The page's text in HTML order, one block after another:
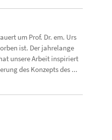
um Prof. Dr. em. Urs
ist. Der jahrelange
unsere Arbeit inspiriert
des Konzepts des ...